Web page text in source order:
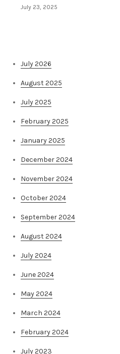
July 23, 2025
July 2026
August 2025
July 2025
February 2025
January 2025
December 2024
November 2024
October 2024
September 2024
August 2024
July 2024
June 2024
May 2024
March 2024
February 2024
July 2023